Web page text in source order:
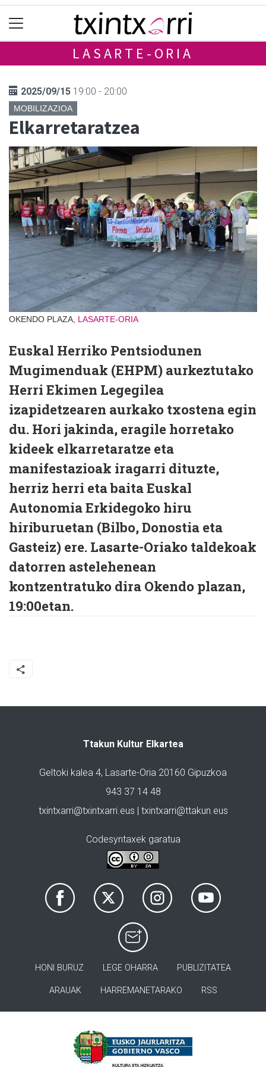
LASARTE-ORIA
2025/09/15 19:00 - 20:00
MOBILIZAZIOA
Elkarretaratzea
OKENDO PLAZA, LASARTE-ORIA
Euskal Herriko Pentsiodunen
Mugimenduak (EHPM) aurkeztutako
Herri Ekimen Legegilea
izapidetzearen aurkako txostena egin
du. Hori jakinda, eragile horretako
kideek elkarretaratze eta
manifestazioak iragarri dituzte,
herriz herri eta baita Euskal
Autonomia Erkidegoko hiru
hiriburuetan (Bilbo, Donostia eta
Gasteiz) ere. Lasarte-Oriako taldekoak
datorren astelehenean
kontzentratuko dira Okendo plazan,
19:00etan.
Ttakun Kultur Elkartea
Geltoki kalea 4, Lasarte-Oria 20160 Gipuzkoa
943 37 14 48
txintxarri@txintxarri.eus | txintxarri@ttakun.eus
Codesyntaxek garatua
HONI BURUZ LEGE OHARRA PUBLIZITATEA
ARAUAK HARREMANETARAKO RSS